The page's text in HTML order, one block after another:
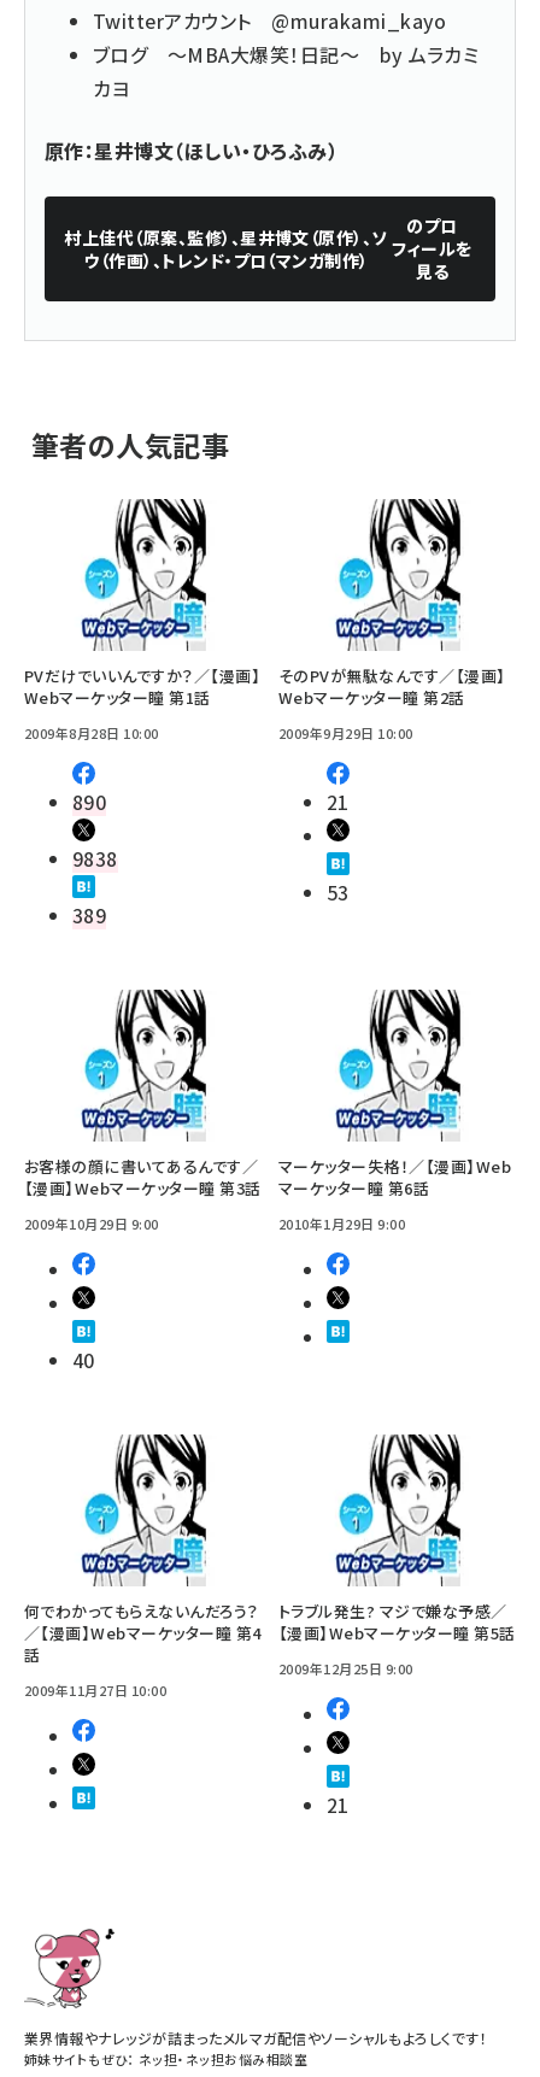
Twitterアカウント @murakami_kayo
ブログ ～MBA大爆笑！日記～ by ムラカミ
カヨ
原作：星井博文（ほしい・ひろふみ）
村上佳代（原案、監修）、星井博文（原作）、ソ
ウ（作画）、トレンド・プロ（マンガ制作）
のプロ
フィールを
見る
筆者の人気記事
PVだけでいいんですか？／【漫画】
Webマーケッター瞳 第1話
2009年8月28日 10:00
890
9838
389
そのPVが無駄なんです／【漫画】
Webマーケッター瞳 第2話
2009年9月29日 10:00
21
53
お客様の顔に書いてあるんです／
【漫画】Webマーケッター瞳 第3話
2009年10月29日 9:00
40
マーケッター失格！／【漫画】Web
マーケッター瞳 第6話
2010年1月29日 9:00
何でわかってもらえないんだろう？
／【漫画】Webマーケッター瞳 第4
話
2009年11月27日 10:00
トラブル発生? マジで嫌な予感／
【漫画】Webマーケッター瞳 第5話
2009年12月25日 9:00
21
業界情報やナレッジが詰まったメルマガ配信やソーシャルもよろしくです！
姉妹サイトもぜひ： ネッ担・ ネッ担お悩み相談室